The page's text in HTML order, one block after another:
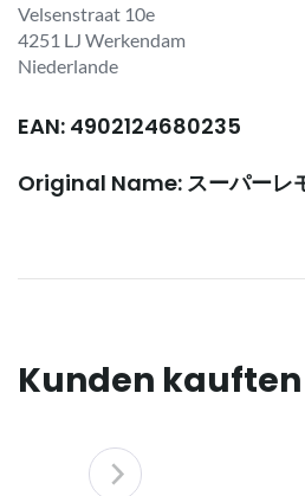
Velsenstraat 10e
4251 LJ Werkendam
Niederlande
EAN: 4902124680235
Original Name: スーパーレ
Kunden